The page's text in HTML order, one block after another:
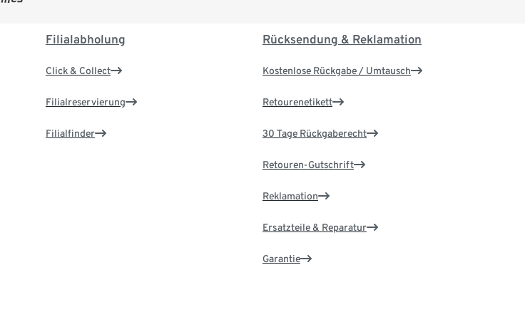
Filialabholung
Click & Collect
Filialreservierung
Filialfinder
Rücksendung & Reklamation
Kostenlose Rückgabe / Umtausch
Retourenetikett
30 Tage Rückgaberecht
Retouren-Gutschrift
Reklamation
Ersatzteile & Reparatur
Garantie